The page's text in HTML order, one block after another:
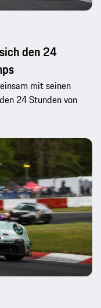
den 24
mit seinen
24 Stunden von